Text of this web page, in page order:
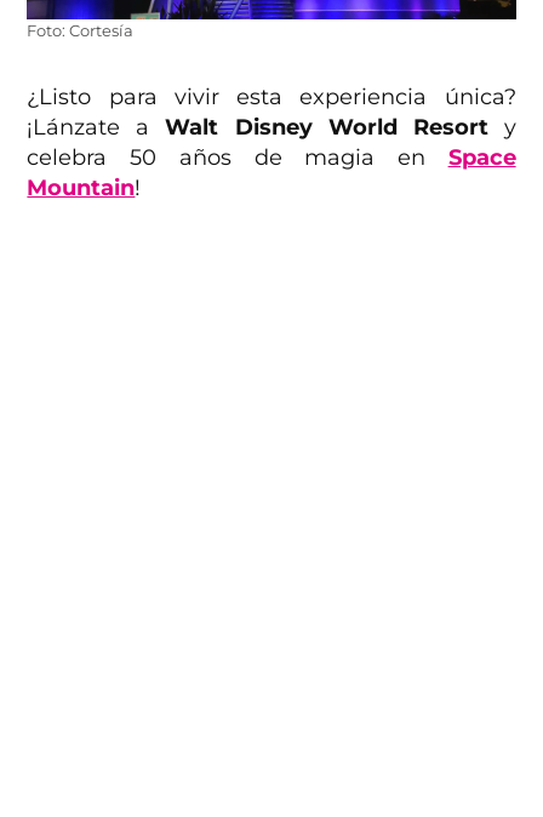
Foto: Cortesía
¿Listo para vivir esta experiencia única?
¡Lánzate aWalt Disney World Resorty
celebra 50 años de magia en Space
Mountain!